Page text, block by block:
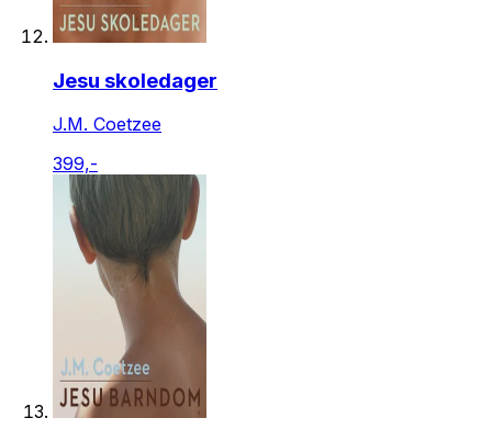
Jesu skoledager
J.M. Coetzee
399,-